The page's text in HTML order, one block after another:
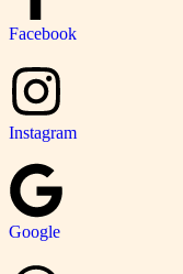
Facebook
Instagram
Google